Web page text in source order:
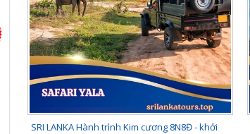
SRI LANKA Hành trình Kim cương 8N8Đ - khởi